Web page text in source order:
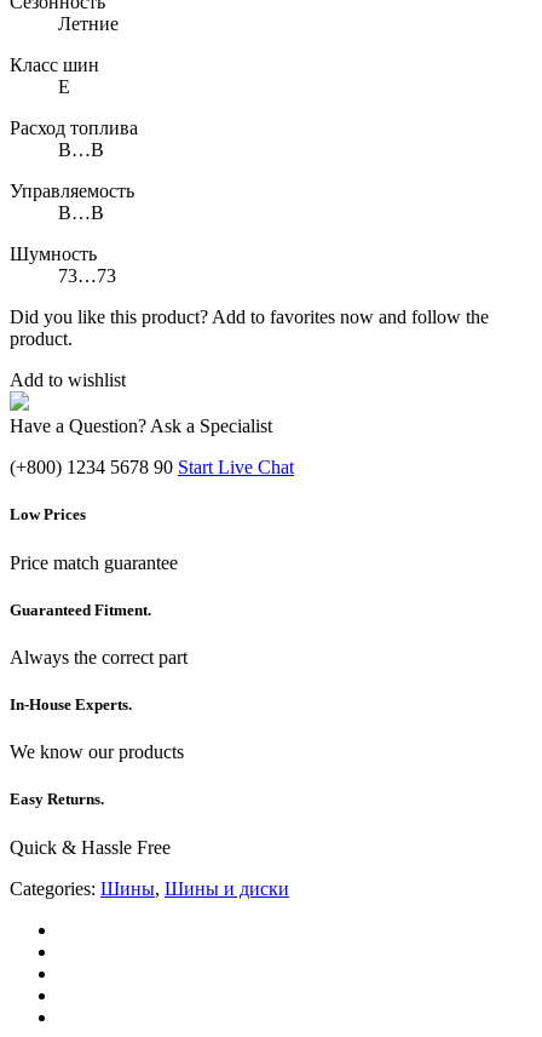
Летние
Класс шин
E
Расход топлива
B…B
Управляемость
B…B
Шумность
73…73
Did you like this product? Add to favorites now and follow the
product.
Add to wishlist
Have a Question? Ask a Specialist
(+800) 1234 5678 90 Start Live Chat
Low Prices
Price match guarantee
Guaranteed Fitment.
Always the correct part
In-House Experts.
We know our products
Easy Returns.
Quick & Hassle Free
Categories: Шины, Шины и диски